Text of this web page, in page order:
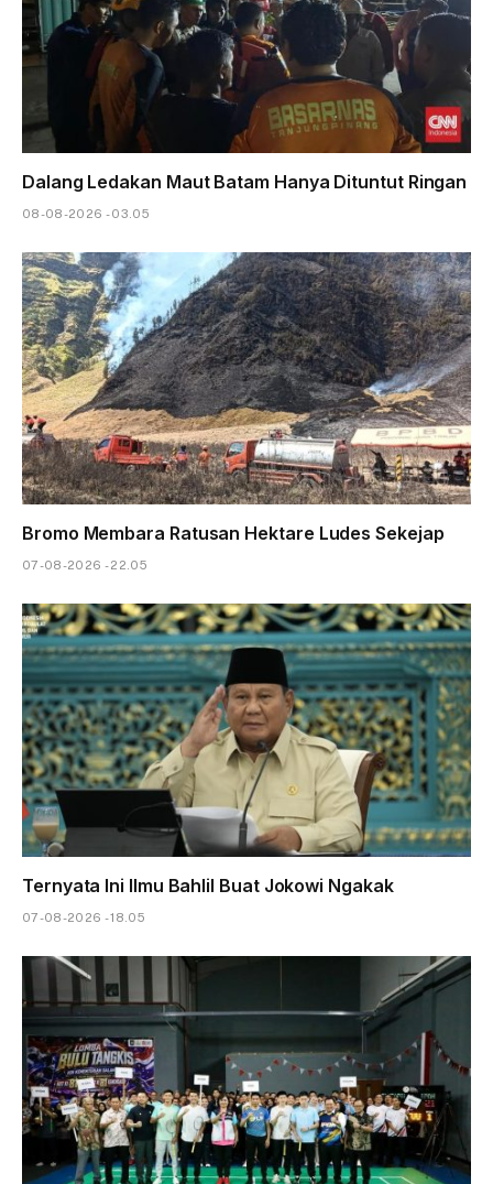
Dalang Ledakan Maut Batam Hanya Dituntut Ringan
08-08-2026 - 03.05
Bromo Membara Ratusan Hektare Ludes Sekejap
07-08-2026 - 22.05
Ternyata Ini Ilmu Bahlil Buat Jokowi Ngakak
07-08-2026 - 18.05